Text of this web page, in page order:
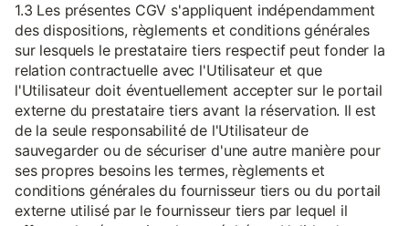
1.3 Les présentes CGV s'appliquent indépendamment
des dispositions, règlements et conditions générales
sur lesquels le prestataire tiers respectif peut fonder la
relation contractuelle avec l'Utilisateur et que
l'Utilisateur doit éventuellement accepter sur le portail
externe du prestataire tiers avant la réservation. Il est
de la seule responsabilité de l'Utilisateur de
sauvegarder ou de sécuriser d'une autre manière pour
ses propres besoins les termes, règlements et
conditions générales du fournisseur tiers ou du portail
externe utilisé par le fournisseur tiers par lequel il